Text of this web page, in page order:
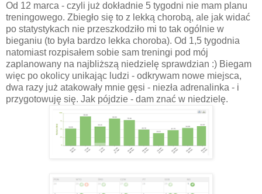
Od 12 marca - czyli już dokładnie 5 tygodni nie mam planu
treningowego. Zbiegło się to z lekką chorobą, ale jak widać
po statystykach nie przeszkodziło mi to tak ogólnie w
bieganiu (to była bardzo lekka choroba). Od 1,5 tygodnia
natomiast rozpisałem sobie sam treningi pod mój
zaplanowany na najbliższą niedzielę sprawdzian :) Biegam
więc po okolicy unikając ludzi - odkrywam nowe miejsca,
dwa razy już atakowały mnie gęsi - niezła adrenalinka - i
przygotowuję się. Jak pójdzie - dam znać w niedzielę.